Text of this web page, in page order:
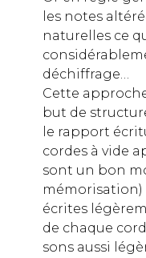
les notes
naturelles ce
déchiffrage…
Cette
but de
le rapport
cordes à vide
sont un bon
mémorisation)
écrites
de chaque
sons aussi